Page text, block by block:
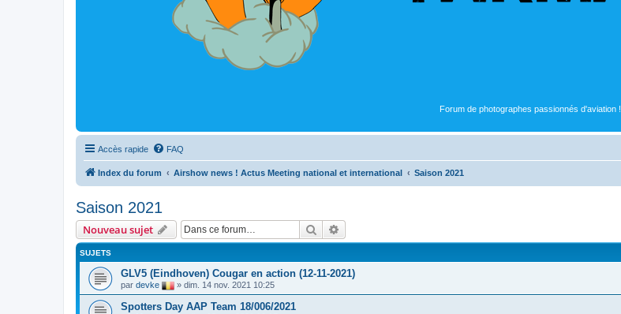
Forum de photographes passionnés d'aviation !
Accès rapide FAQ
Index du forum Airshow news ! Actus Meeting national et international Saison 2021
Saison 2021
Nouveau sujet Rechercher
SUJETS
GLV5 (Eindhoven) Cougar en action (12-11-2021)
par devke » dim. 14 nov. 2021 10:25
Spotters Day AAP Team 18/006/2021